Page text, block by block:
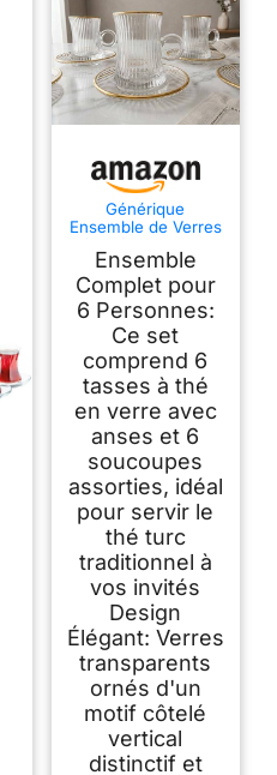
Générique
Ensemble de Verres
à Thé Turc avec
Soucoupes, 6
Personnes, Verre
Transparent avec
Bordure Dorée,
Tasses avec Anses
Ensemble
Complet pour
6 Personnes:
Ce set
comprend 6
tasses à thé
en verre avec
anses et 6
soucoupes
assorties, idéal
pour servir le
thé turc
traditionnel à
vos invités
Design
Élégant: Verres
transparents
ornés d'un
motif côtelé
vertical
distinctif et